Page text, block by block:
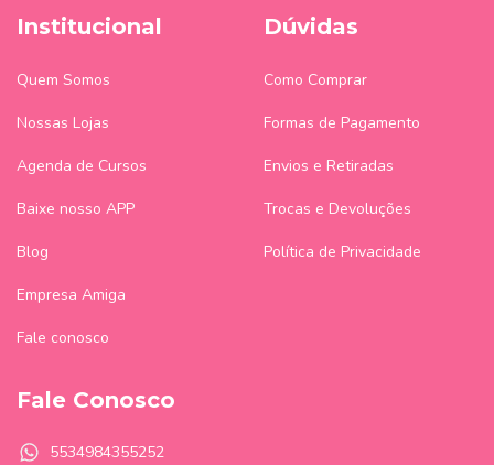
Institucional
Quem Somos
Nossas Lojas
Agenda de Cursos
Baixe nosso APP
Blog
Empresa Amiga
Fale conosco
Dúvidas
Como Comprar
Formas de Pagamento
Envios e Retiradas
Trocas e Devoluções
Política de Privacidade
Fale Conosco
5534984355252